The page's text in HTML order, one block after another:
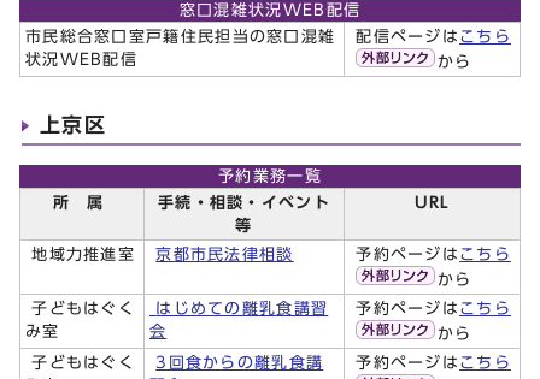
窓口混雑状況WEB配信
市民総合窓口室戸籍住民担当の窓口混雑
状況WEB配信
配信ページは こちら
から
上京区
予約業務一覧
所 属
手続・相談・イベント
等
URL
地域力推進室 京都市民法律相談 予約ページは こちら
から
子どもはぐく
み室
はじめての離乳食講習
会
予約ページは こちら
から
子どもはぐく
3回食からの離乳食講
予約ページは こちら